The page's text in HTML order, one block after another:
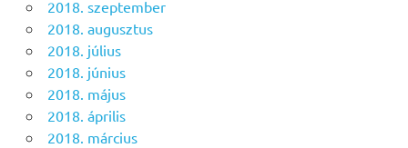
2018. szeptember
2018. augusztus
2018. július
2018. június
2018. május
2018. április
2018. március